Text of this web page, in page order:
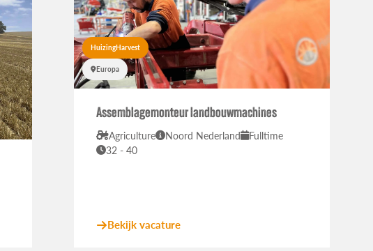
HuizingHarvest
Europa
Assemblagemonteur landbouwmachines
Agriculture Noord Nederland
Fulltime
32 - 40
Bekijk vacature